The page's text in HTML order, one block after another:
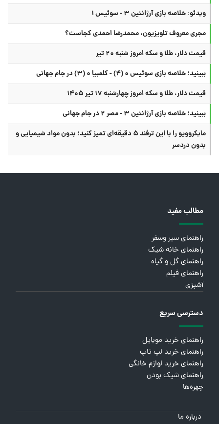
ویدئو: خلاصه بازی آرژانتین ۳ - سوئیس ۱
مجری معروف تلویزیون، محمدرضا احمدی کجاست؟
قیمت دلار، طلا و سکه امروز شنبه ۲۰ تیر
ببینید؛ خلاصه بازی سوئیس ۰ (۴) - کلمبیا ۰ (۳) در جام جهانی
قیمت دلار، طلا و سکه امروز چهارشنبه ۱۷ تیر ۱۴۰۵
ببینید؛ خلاصه بازی آرژانتین ۳ - مصر ۲ در جام جهانی
مایکروویو را با این ترفند ۵ دقیقه‌ای تمیز کنید؛ بدون مواد شیمیایی و
بدون دردسر
مطالب مفید
راهنمای سیر وسفر
راهنمای خانه شیک
راهنمای گل و گیاه
راهنمای فیلم
آشپزی
دسترسی سریع
راهنمای خرید موبایل
راهنمای خرید لپ تاپ
راهنمای خرید لوازم خانگی
راهنمای شیک بودن
چهره‌ها
درباره ما